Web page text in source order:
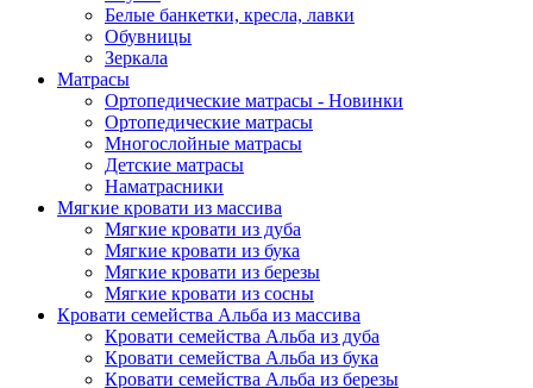
Белые банкетки, кресла, лавки
Обувницы
Зеркала
Матрасы
Ортопедические матрасы - Новинки
Ортопедические матрасы
Многослойные матрасы
Детские матрасы
Наматрасники
Мягкие кровати из массива
Мягкие кровати из дуба
Мягкие кровати из бука
Мягкие кровати из березы
Мягкие кровати из сосны
Кровати семейства Альба из массива
Кровати семейства Альба из дуба
Кровати семейства Альба из бука
Кровати семейства Альба из березы